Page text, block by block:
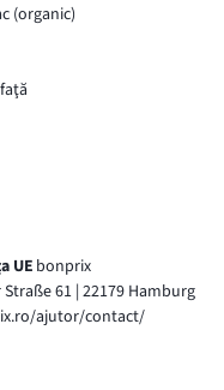
(organic)
UE bonprix
61 | 22179 Hamburg
ajutor/contact/